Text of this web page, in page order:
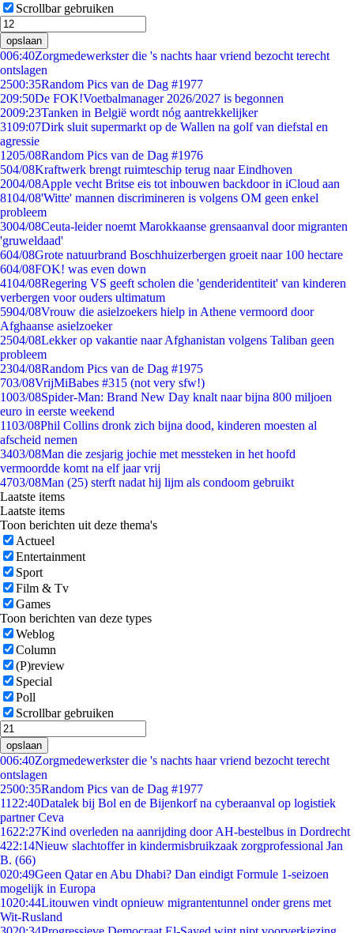
Scrollbar gebruiken
opslaan
006:40Zorgmedewerkster die 's nachts haar vriend bezocht terecht
ontslagen
2500:35Random Pics van de Dag #1977
209:50De FOK!Voetbalmanager 2026/2027 is begonnen
2009:23Tanken in België wordt nóg aantrekkelijker
3109:07Dirk sluit supermarkt op de Wallen na golf van diefstal en
agressie
1205/08Random Pics van de Dag #1976
504/08Kraftwerk brengt ruimteschip terug naar Eindhoven
2004/08Apple vecht Britse eis tot inbouwen backdoor in iCloud aan
8104/08'Witte' mannen discrimineren is volgens OM geen enkel
probleem
3004/08Ceuta-leider noemt Marokkaanse grensaanval door migranten
'gruweldaad'
604/08Grote natuurbrand Boschhuizerbergen groeit naar 100 hectare
604/08FOK! was even down
4104/08Regering VS geeft scholen die 'genderidentiteit' van kinderen
verbergen voor ouders ultimatum
5904/08Vrouw die asielzoekers hielp in Athene vermoord door
Afghaanse asielzoeker
2504/08Lekker op vakantie naar Afghanistan volgens Taliban geen
probleem
2304/08Random Pics van de Dag #1975
703/08VrijMiBabes #315 (not very sfw!)
1003/08Spider-Man: Brand New Day knalt naar bijna 800 miljoen
euro in eerste weekend
1103/08Phil Collins dronk zich bijna dood, kinderen moesten al
afscheid nemen
3403/08Man die zesjarig jochie met messteken in het hoofd
vermoordde komt na elf jaar vrij
4703/08Man (25) sterft nadat hij lijm als condoom gebruikt
Laatste items
Laatste items
Toon berichten uit deze thema's
Actueel
Entertainment
Sport
Film & Tv
Games
Toon berichten van deze types
Weblog
Column
(P)review
Special
Poll
Scrollbar gebruiken
opslaan
006:40Zorgmedewerkster die 's nachts haar vriend bezocht terecht
ontslagen
2500:35Random Pics van de Dag #1977
11 22:40Datalek bij Bol en de Bijenkorf na cyberaanval op logistiek
partner Ceva
1622:27Kind overleden na aanrijding door AH-bestelbus in Dordrecht
422:14Nieuw slachtoffer in kindermisbruikzaak zorgprofessional Jan
B. (66)
020:49Geen Qatar en Abu Dhabi? Dan eindigt Formule 1-seizoen
mogelijk in Europa
1020:44Litouwen vindt opnieuw migrantentunnel onder grens met
Wit-Rusland